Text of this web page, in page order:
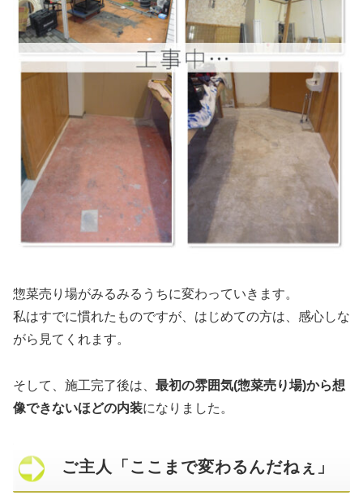
惣菜売り場がみるみるうちに変わっていきます。
私はすでに慣れたものですが、はじめての方は、感心しな
がら見てくれます。
そして、施工完了後は、 最初の雰囲気(惣菜売り場)から想
像できないほどの内装になりました。
ご主人「ここまで変わるんだねぇ」